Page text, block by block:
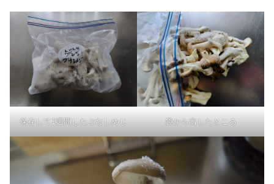
保存して1週間したぶなしめじ 袋から出したところ